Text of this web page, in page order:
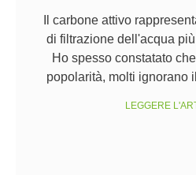
Il carbone attivo
di filtrazione dell'acqua
Ho spesso constatato
popolarità, molti ignorano
LEGGERE